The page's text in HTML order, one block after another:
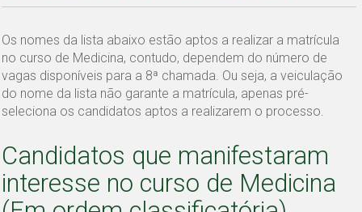
Os nomes da lista abaixo estão aptos a realizar a matrícula
no curso de Medicina, contudo, dependem do número de
vagas disponíveis para a 8ª chamada. Ou seja, a veiculação
do nome da lista não garante a matrícula, apenas pré-
seleciona os candidatos aptos a realizarem o processo.
Candidatos que manifestaram
interesse no curso de Medicina